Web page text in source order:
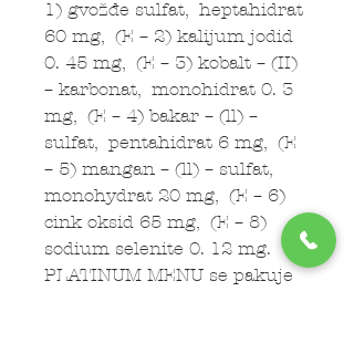
1) gvožđe sulfat, heptahidrat
60 mg, (E – 2) kalijum jodid
0. 45 mg, (E – 3) kobalt – (II)
– karbonat, monohidrat 0. 3
mg, (E – 4) bakar – (ll) –
sulfat, pentahidrat 6 mg, (E
– 5) mangan – (ll) – sulfat,
monohydrat 20 mg, (E – 6)
cink oksid 65 mg, (E – 8)
sodium selenite 0. 12 mg.
PLATINUM MENU se pakuje